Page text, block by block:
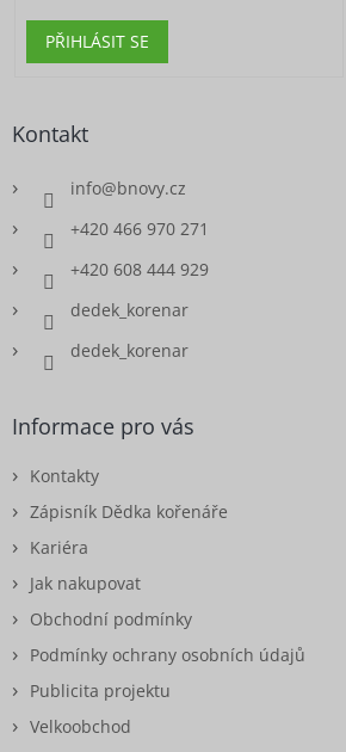
PŘIHLÁSIT SE
Kontakt
info@bnovy.cz
+420 466 970 271
+420 608 444 929
dedek_korenar
dedek_korenar
Informace pro vás
Kontakty
Zápisník Dědka kořenáře
Kariéra
Jak nakupovat
Obchodní podmínky
Podmínky ochrany osobních údajů
Publicita projektu
Velkoobchod